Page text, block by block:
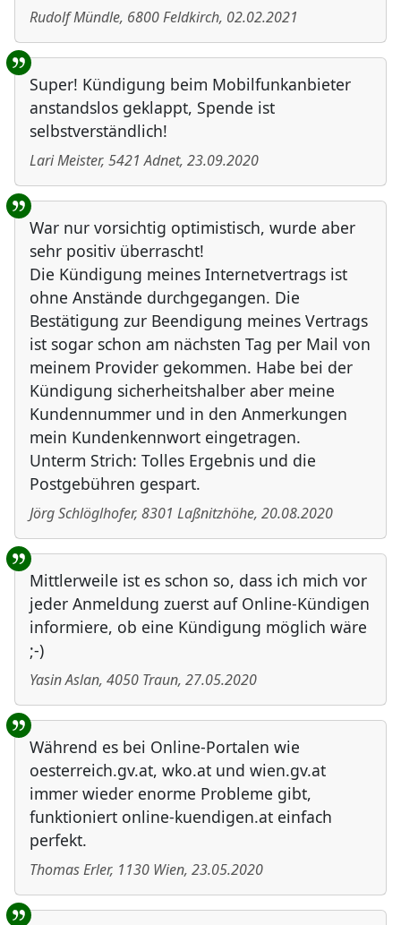
Rudolf Mündle, 6800Feldkirch, 02.02.2021
Super! Kündigung beim Mobilfunkanbieter
anstandslos geklappt, Spende ist
selbstverständlich!
Lari Meister, 5421 Adnet, 23.09.2020
War nur vorsichtig optimistisch, wurde aber
sehr positiv überrascht!
Die Kündigung meines Internetvertrags ist
ohne Anstände durchgegangen. Die
Bestätigung zur Beendigung meines Vertrags
ist sogar schon am nächsten Tag per Mail von
meinem Provider gekommen. Habe bei der
Kündigung sicherheitshalber aber meine
Kundennummer und in den Anmerkungen
mein Kundenkennwort eingetragen.
Unterm Strich: Tolles Ergebnis und die
Postgebühren gespart.
Jörg Schlöglhofer, 8301 Laßnitzhöhe, 20.08.2020
Mittlerweile ist es schon so, dass ich mich vor
jeder Anmeldung zuerst auf Online-Kündigen
informiere, ob eine Kündigung möglich wäre
;-)
Yasin Aslan, 4050 Traun, 27.05.2020
Während es bei Online-Portalen wie
oesterreich.gv.at, wko.at und wien.gv.at
immer wieder enorme Probleme gibt,
funktioniert online-kuendigen.at einfach
perfekt.
Thomas Erler, 1130 Wien, 23.05.2020